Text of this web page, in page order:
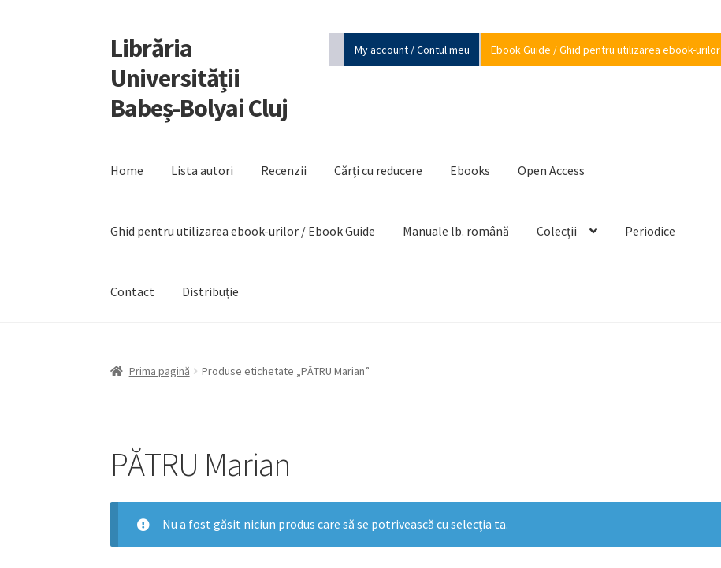
Sari
la
navigare
Sari
la
conținut
Librăria
Universității
Babeș-Bolyai Cluj
My account / Contul meu Ebook Guide / Ghid pentru utilizarea ebook-urilor
Home Lista autori Recenzii Cărți cu reducere Ebooks Open Access
Ghid pentru utilizarea ebook-urilor / Ebook Guide Manuale lb. română Colecții Periodice
Contact Distribuție
Prima pagină Produse etichetate „PĂTRU Marian”
PĂTRU Marian
Nu a fost găsit niciun produs care să se potrivească cu selecția ta.